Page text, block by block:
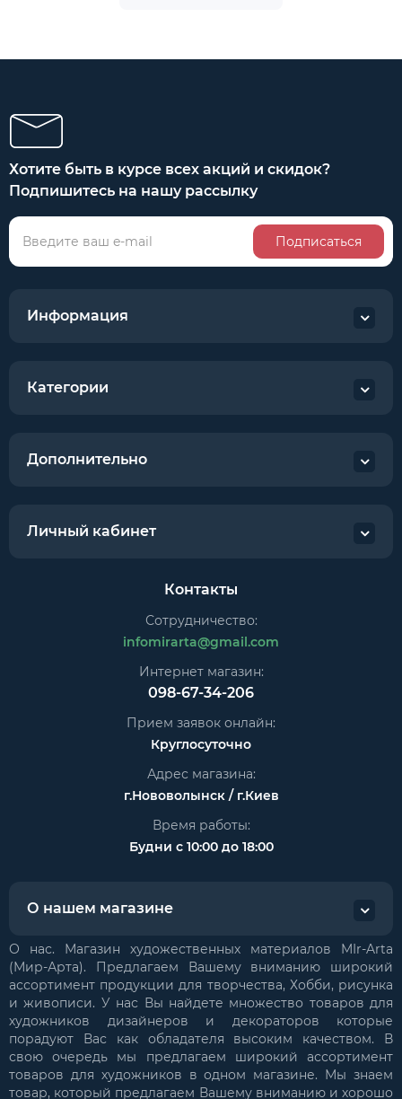
Хотите быть в курсе всех акций и скидок?
Подпишитесь на нашу рассылку
Подписаться
Информация
Категории
Дополнительно
Личный кабинет
Контакты
Сотрудничество:
infomirarta@gmail.com
Интернет магазин:
098-67-34-206
Прием заявок онлайн:
Круглосуточно
Адрес магазина:
г.Нововолынск / г.Киев
Время работы:
Будни с 10:00 до 18:00
О нашем магазине
О нас. Магазин художественных материалов MIr-Arta
(Мир-Арта). Предлагаем Вашему вниманию широкий
ассортимент продукции для творчества, Хобби, рисунка
и живописи. У нас Вы найдете множество товаров для
художников дизайнеров и декораторов которые
порадуют Вас как обладателя высоким качеством. В
свою очередь мы предлагаем широкий ассортимент
товаров для художников в одном магазине. Мы знаем
товар, который предлагаем Вашему вниманию и хорошо